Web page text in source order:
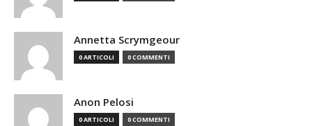
Annetta Scrymgeour
0 ARTICOLI 0 COMMENTI
Anon Pelosi
0 ARTICOLI 0 COMMENTI